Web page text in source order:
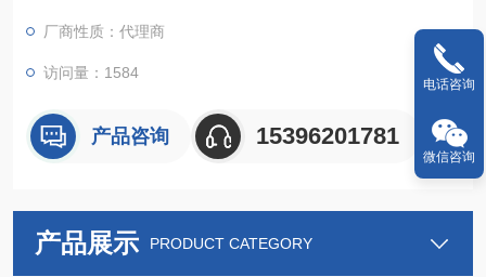
厂商性质：代理商
访问量：1584
产品咨询 15396201781
产品展示 PRODUCT CATEGORY
电话咨询
微信咨询